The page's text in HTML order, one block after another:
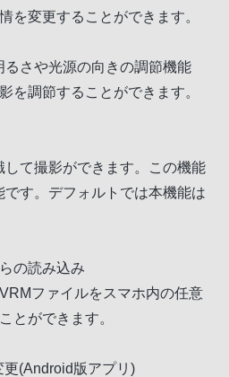
を変更することができます。
るさや光源の向きの調節機能
を調節することができます。
て撮影ができます。この機能
す。デフォルトでは本機能は
の読み込み
ファイルをスマホ内の任意
とができます。
更(Android版アプリ)